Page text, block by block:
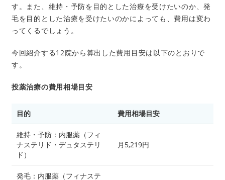
す。また、維持・予防を目的とした治療を受けたいのか、発
毛を目的とした治療を受けたいのかによっても、費用は変わ
ってくるでしょう。
今回紹介する12院から算出した費用目安は以下のとおりで
す。
投薬治療の費用相場目安
目的 費用相場目安
維持・予防：内服薬（フィ
ナステリド・デュタステリ
ド）
月5,219円
発毛：内服薬（フィナステ